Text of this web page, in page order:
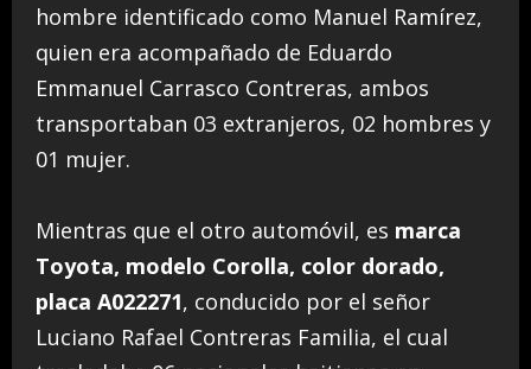
hombre identificado como Manuel Ramírez,
quien era acompañado de Eduardo
Emmanuel Carrasco Contreras, ambos
transportaban 03 extranjeros, 02 hombres y
01 mujer.
Mientras que el otro automóvil, es marca
Toyota, modelo Corolla, color dorado,
placa A022271, conducido por el señor
Luciano Rafael Contreras Familia, el cual